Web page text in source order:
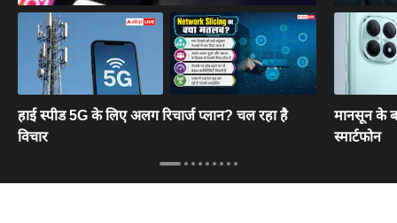
हाई स्पीड 5G के लिए अलग रिचार्ज प्लान? चल रहा है
विचार
मानसून के
स्मार्टफोन